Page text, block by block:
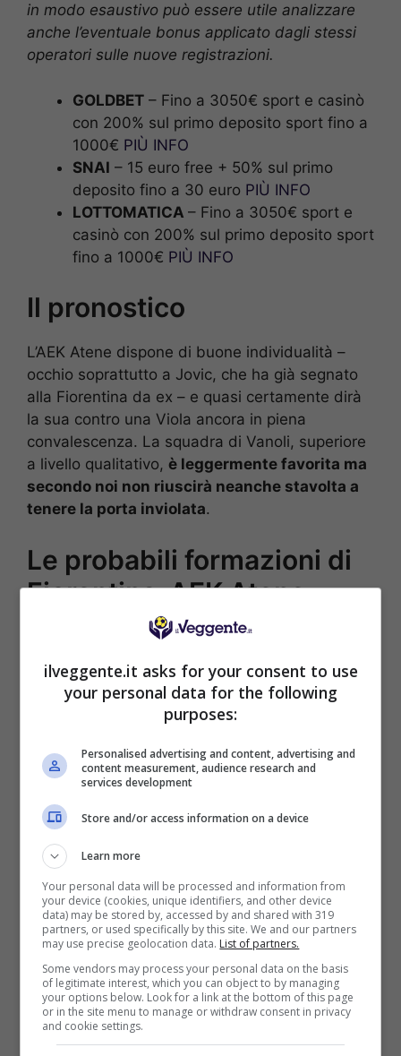
in modo esaustivo può essere utile analizzare
anche l’eventuale bonus applicato dagli stessi
operatori sulle nuove registrazioni.
GOLDBET – Fino a 3050€ sport e casinò
con 200% sul primo deposito sport fino a
1000€ PIÙ INFO
SNAI – 15 euro free + 50% sul primo
deposito fino a 30 euro PIÙ INFO
LOTTOMATICA – Fino a 3050€ sport e
casinò con 200% sul primo deposito sport
fino a 1000€ PIÙ INFO
Il pronostico
L’AEK Atene dispone di buone individualità –
occhio soprattutto a Jovic, che ha già segnato
alla Fiorentina da ex – e quasi certamente dirà
la sua contro una Viola ancora in piena
convalescenza. La squadra di Vanoli, superiore
a livello qualitativo, è leggermente favorita ma
secondo noi non riuscirà neanche stavolta a
tenere la porta inviolata.
Le probabili formazioni di
Fiorentina-AEK Atene
FIORENTINA (3-5-2):De Gea; Comuzzo, Pablo
Ndour, Parisi; Gudmundsson, Dzeko.
AEK ATENE (4-3-1-2):Strakosha; Rota,
Moukoudi, Relvas, Penrice; Marin, Pineda,
Grujic; Koita; Mantalos, Jovic.
BONUS SPORTBET: 100€ SUBITO
Bonus 50€ SENZA deposito + fino a 50€ di
rimborso
Bonus 50€ senza deposito sport + fino a 50€ di
bonus rimborso sul primo deposito
ilveggente.it asks for your consent to use
your personal data for the following
purposes:
Personalised advertising and content, advertising and
content measurement, audience research and
services development
Store and/or access information on a device
Learn more
Your personal data will be processed and information from
your device (cookies, unique identifiers, and other device
data) may be stored by, accessed by and shared with 319
partners, or used specifically by this site. We and our partners
may use precise geolocation data. List of partners.
Some vendors may process your personal data on the basis
of legitimate interest, which you can object to by managing
your options below. Look for a link at the bottom of this page
or in the site menu to manage or withdraw consent in privacy
and cookie settings.